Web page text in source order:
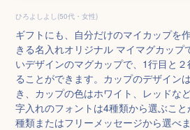
ひろよしよし(50代・女性)
ギフトにも、自分だけのマイカップを
きる名入れオリジナル マイマグカップ
いデザインのマグカップで、1行目と
ることができます。カップのデザイン
き、カップの色はホワイト、レッドな
字入れのフォントは4種類から選ぶこ
種類またはフリーメッセージから選べま